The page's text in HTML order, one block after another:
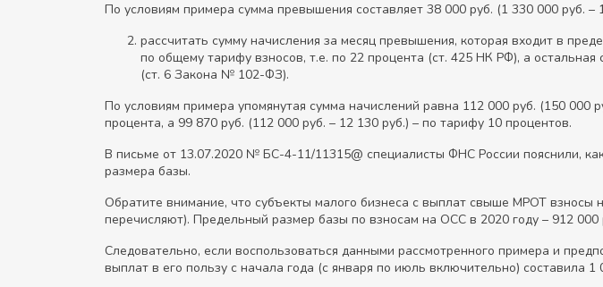
По условиям примера сумма превышения составляет 38 000 руб. (1 330 000 руб.
рассчитать сумму начисления за месяц превышения, которая входит в
по общему тарифу взносов, т.е. по 22 процента (ст. 425 НК РФ), а
(ст. 6 Закона № 102-ФЗ).
По условиям примера упомянутая сумма начислений равна 112 000 руб. (150
процента, а 99 870 руб. (112 000 руб. – 12 130 руб.) – по тарифу 10 процентов.
В письме от 13.07.2020 № БС-4-11/11315@ специалисты ФНС России пояснили,
размера базы.
Обратите внимание, что субъекты малого бизнеса с выплат свыше МРОТ взносы
перечисляют). Предельный размер базы по взносам на ОСС в 2020 году – 912 000
Следовательно, если воспользоваться данными рассмотренного примера и
выплат в его пользу с начала года (с января по июль включительно) составила 1